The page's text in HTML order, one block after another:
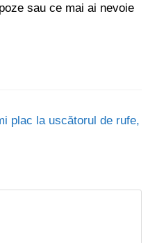
sau ce mai ai nevoie
plac la uscătorul de rufe,